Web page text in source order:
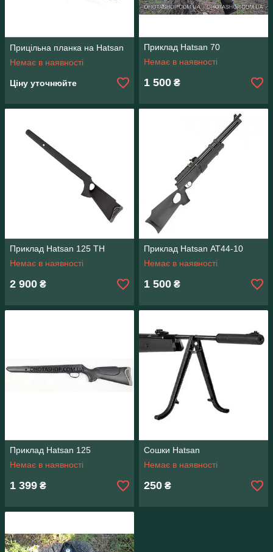
Прицільна планка на Hatsan
Немає в наявності
Ціну уточнюйте
Приклад Hatsan 70
Немає в наявності
1 500 ₴
Приклад Hatsan 125 TH
Немає в наявності
2 900 ₴
Приклад Hatsan АТ44-10
Немає в наявності
1 500 ₴
Приклад Hatsan 125
Немає в наявності
1 399 ₴
Сошки Hatsan
Немає в наявності
250 ₴